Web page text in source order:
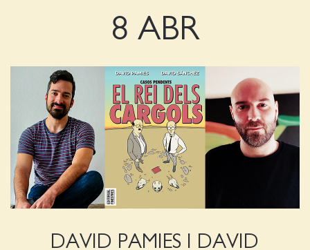
8 ABR
DAVID PAMIES I DAVID